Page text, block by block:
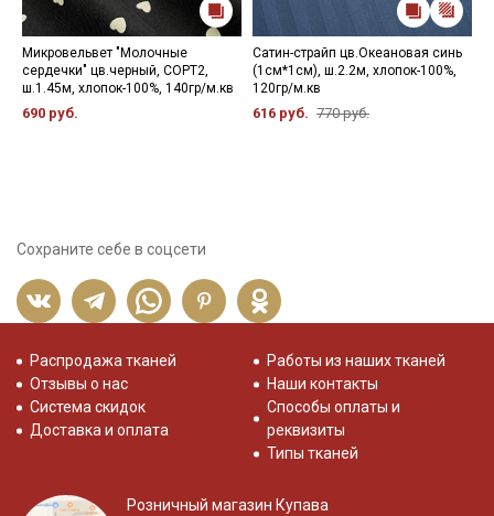
Микровельвет "Молочные
сердечки" цв.черный, СОРТ2,
ш.1.45м, хлопок-100%, 140гр/м.кв
690 руб.
Сатин-страйп цв.Океановая синь
(1см*1см), ш.2.2м, хлопок-100%,
120гр/м.кв
616 руб. 770 руб.
Сохраните себе в соцсети
Распродажа тканей
Отзывы о нас
Система скидок
Доставка и оплата
Работы из наших тканей
Наши контакты
Способы оплаты и
реквизиты
Типы тканей
Розничный магазин Купава